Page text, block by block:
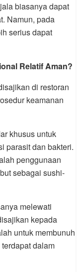
biasanya dapat
Namun, pada
serius dapat
Relatif Aman?
di restoran
keamanan
khusus untuk
parasit dan bakteri.
penggunaan
sebagai sushi-
melewati
kepada
untuk membunuh
dalam